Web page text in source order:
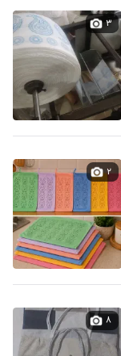
۳
۲
۸